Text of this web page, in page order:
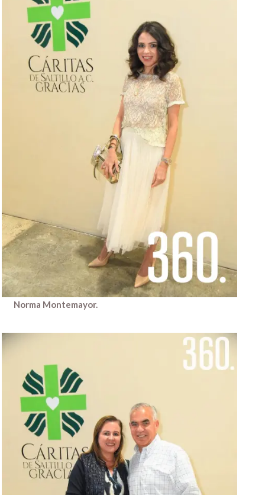
Norma Montemayor.